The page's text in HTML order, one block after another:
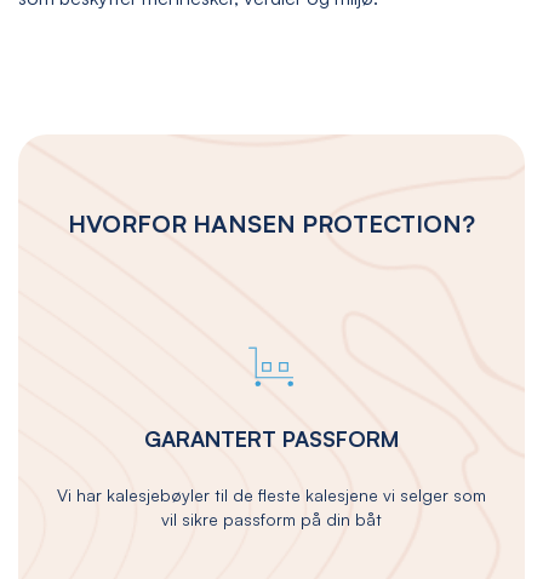
HVORFOR HANSEN PROTECTION?
GARANTERT PASSFORM
Vi har kalesjebøyler til de fleste kalesjene vi selger som
vil sikre passform på din båt